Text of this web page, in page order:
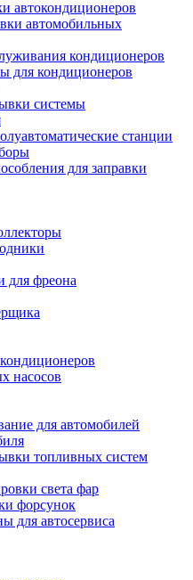
автокондиционеров
автомобильных
кондиционеров
для кондиционеров
системы
станции
для заправки
для фреона
насосов
для автомобилей
топливных систем
света фар
форсунок
для автосервиса